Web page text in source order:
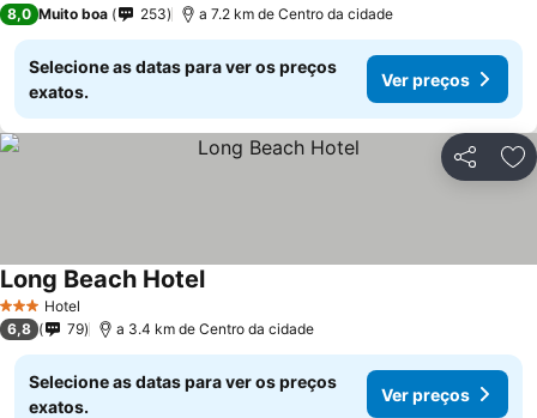
8,0 Muito boa 253 a 7.2 km de Centro da cidade
Selecione as datas para ver os preços
exatos.
Ver preços
Partilhar
3 EstrelasHotel
Long Beach Hotel
6,8 79 a 3.4 km de Centro da cidade
Selecione as datas para ver os preços
exatos.
Ver preços